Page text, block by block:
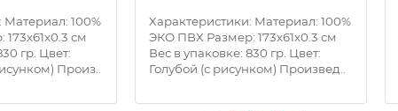
Материал: 100%
см
гр. Цвет:
Произ..
Характеристики: Материал: 100%
ЭКО ПВХ Размер: 173х61х0.3 см
Вес в упаковке: 830 гр. Цвет:
Голубой (с рисунком) Произвед..